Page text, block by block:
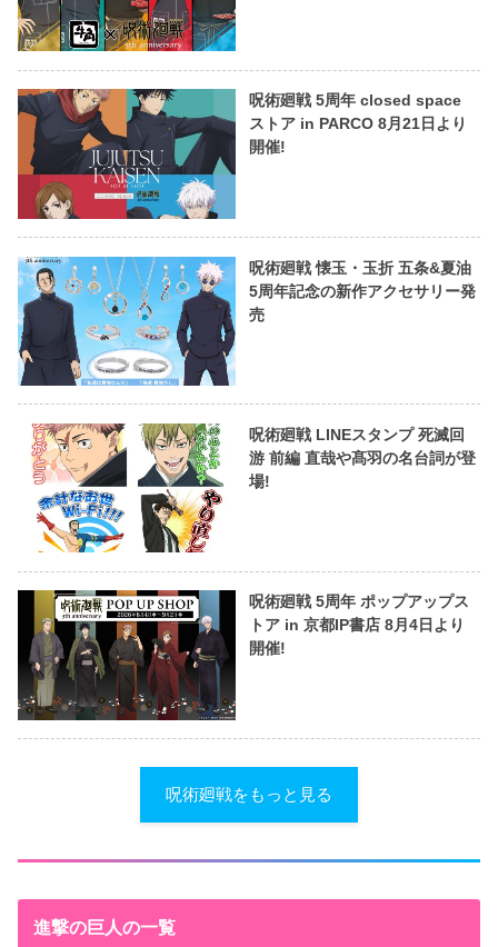
呪術廻戦 5周年 closed space
ストア in PARCO 8月21日より
開催!
呪術廻戦 懐玉・玉折 五条&夏油
5周年記念の新作アクセサリー発
売
呪術廻戦 LINEスタンプ 死滅回
游 前編 直哉や髙羽の名台詞が登
場!
呪術廻戦 5周年 ポップアップス
トア in 京都IP書店 8月4日より
開催!
呪術廻戦をもっと見る
進撃の巨人の一覧